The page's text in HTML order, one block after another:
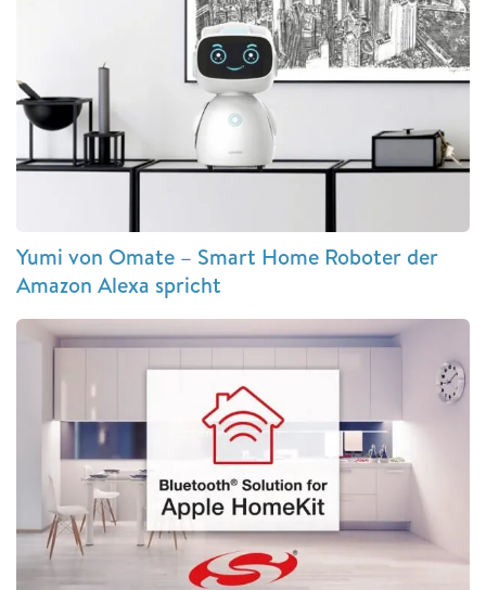
Yumi von Omate – Smart Home Roboter der
Amazon Alexa spricht